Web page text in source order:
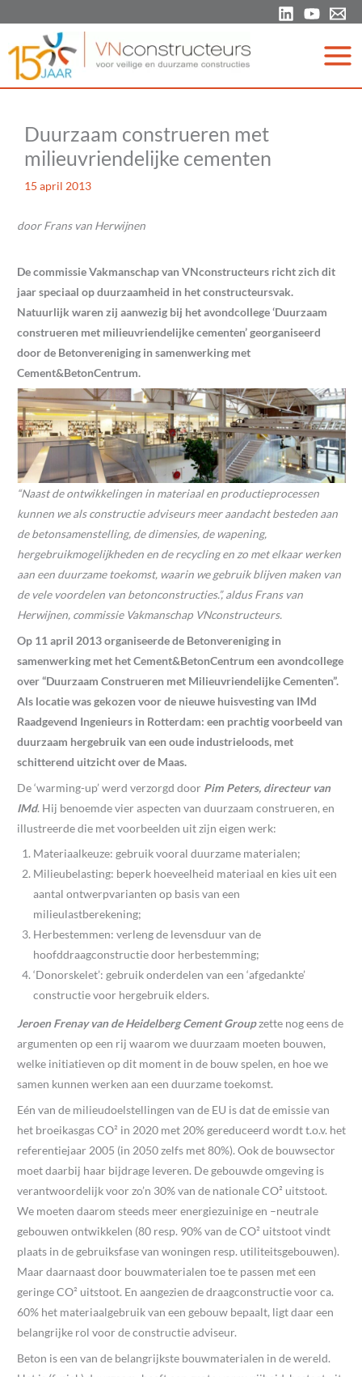
de
inhoud
Duurzaam construeren met
milieuvriendelijke cementen
15 april 2013
door Frans van Herwijnen
De commissie Vakmanschap van VNconstructeurs richt zich dit
jaar speciaal op duurzaamheid in het constructeursvak.
Natuurlijk waren zij aanwezig bij het avondcollege ‘Duurzaam
construeren met milieuvriendelijke cementen’ georganiseerd
door de Betonvereniging in samenwerking met
Cement&BetonCentrum.
“Naast de ontwikkelingen in materiaal en productieprocessen
kunnen we als constructie adviseurs meer aandacht besteden aan
de betonsamenstelling, de dimensies, de wapening,
hergebruikmogelijkheden en de recycling en zo met elkaar werken
aan een duurzame toekomst, waarin we gebruik blijven maken van
de vele voordelen van betonconstructies.”, aldus Frans van
Herwijnen, commissie Vakmanschap VNconstructeurs.
Op 11 april 2013 organiseerde de Betonvereniging in
samenwerking met het Cement&BetonCentrum een avondcollege
over “Duurzaam Construeren met Milieuvriendelijke Cementen”.
Als locatie was gekozen voor de nieuwe huisvesting van IMd
Raadgevend Ingenieurs in Rotterdam: een prachtig voorbeeld van
duurzaam hergebruik van een oude industrieloods, met
schitterend uitzicht over de Maas.
De ‘warming-up’ werd verzorgd door Pim Peters, directeur van
IMd. Hij benoemde vier aspecten van duurzaam construeren, en
illustreerde die met voorbeelden uit zijn eigen werk:
Materiaalkeuze: gebruik vooral duurzame materialen;
Milieubelasting: beperk hoeveelheid materiaal en kies uit een
aantal ontwerpvarianten op basis van een
milieulastberekening;
Herbestemmen: verleng de levensduur van de
hoofddraagconstructie door herbestemming;
‘Donorskelet’: gebruik onderdelen van een ‘afgedankte’
constructie voor hergebruik elders.
Jeroen Frenay van de Heidelberg Cement Groupzette nog eens de
argumenten op een rij waarom we duurzaam moeten bouwen,
welke initiatieven op dit moment in de bouw spelen, en hoe we
samen kunnen werken aan een duurzame toekomst.
Eén van de milieudoelstellingen van de EU is dat de emissie van
het broeikasgas CO² in 2020 met 20% gereduceerd wordt t.o.v. het
referentiejaar 2005 (in 2050 zelfs met 80%). Ook de bouwsector
moet daarbij haar bijdrage leveren. De gebouwde omgeving is
verantwoordelijk voor zo’n 30% van de nationale CO² uitstoot.
We moeten daarom steeds meer energiezuinige en –neutrale
gebouwen ontwikkelen (80 resp. 90% van de CO² uitstoot vindt
plaats in de gebruiksfase van woningen resp. utiliteitsgebouwen).
Maar daarnaast door bouwmaterialen toe te passen met een
geringe CO² uitstoot. En aangezien de draagconstructie voor ca.
60% het materiaalgebruik van een gebouw bepaalt, ligt daar een
belangrijke rol voor de constructie adviseur.
Beton is een van de belangrijkste bouwmaterialen in de wereld.